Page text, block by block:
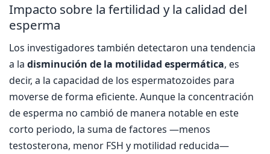
Impacto sobre la fertilidad y la calidad del
esperma
Los investigadores también detectaron una tendencia
a la disminución de la motilidad espermática, es
decir, a la capacidad de los espermatozoides para
moverse de forma eficiente. Aunque la concentración
de esperma no cambió de manera notable en este
corto periodo, la suma de factores —menos
testosterona, menor FSH y motilidad reducida—